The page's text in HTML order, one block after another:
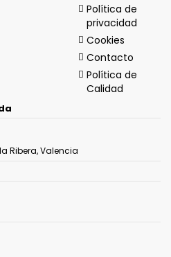
Política de
privacidad
Cookies
Contacto
Política de
Calidad
Ribera, Valencia